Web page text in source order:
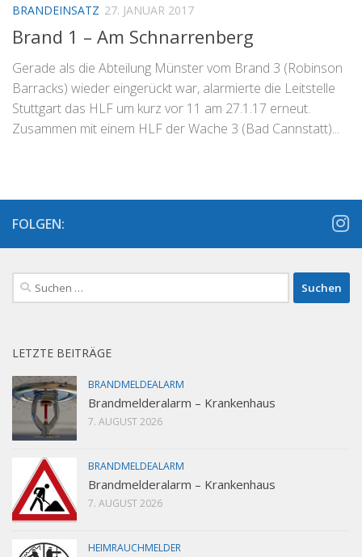
BRANDEINSATZ 27. JANUAR 2017
Brand 1 – Am Schnarrenberg
Gerade als die Abteilung Münster vom Brand 3 (Robinson
Barracks) wieder eingerückt war, alarmierte die Leitstelle
Stuttgart das HLF um kurz vor 11 am 27.1.17 erneut.
Zusammen mit einem HLF der Wache 3 (Bad Cannstatt)...
FOLGEN:
Suchen
nach:
LETZTE BEITRÄGE
BRANDMELDEALARM
Brandmelderalarm – Krankenhaus
7. AUGUST 2026
BRANDMELDEALARM
Brandmelderalarm – Krankenhaus
7. AUGUST 2026
HEIMRAUCHMELDER